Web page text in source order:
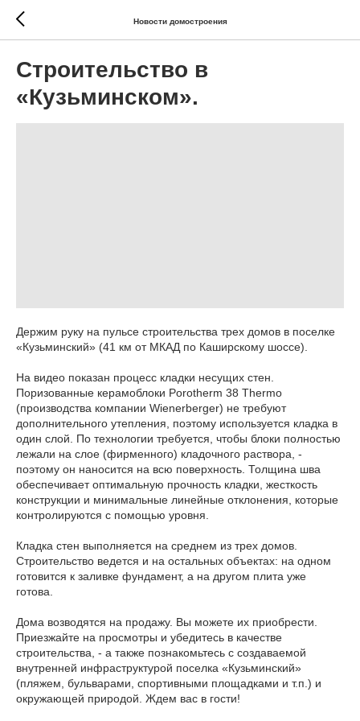
Новости домостроения
Строительство в
«Кузьминском».
Держим руку на пульсе строительства трех домов в поселке
«Кузьминский» (41 км от МКАД по Каширскому шоссе).
На видео показан процесс кладки несущих стен.
Поризованные керамоблоки Porotherm 38 Thermo
(производства компании Wienerberger) не требуют
дополнительного утепления, поэтому используется кладка в
один слой. По технологии требуется, чтобы блоки полностью
лежали на слое (фирменного) кладочного раствора, -
поэтому он наносится на всю поверхность. Толщина шва
обеспечивает оптимальную прочность кладки, жесткость
конструкции и минимальные линейные отклонения, которые
контролируются с помощью уровня.
Кладка стен выполняется на среднем из трех домов.
Строительство ведется и на остальных объектах: на одном
готовится к заливке фундамент, а на другом плита уже
готова.
Дома возводятся на продажу. Вы можете их приобрести.
Приезжайте на просмотры и убедитесь в качестве
строительства, - а также познакомьтесь с создаваемой
внутренней инфраструктурой поселка «Кузьминский»
(пляжем, бульварами, спортивными площадками и т.п.) и
окружающей природой. Ждем вас в гости!